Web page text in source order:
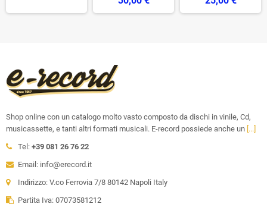
Shop online con un catalogo molto vasto composto da dischi in vinile, Cd,
musicassette, e tanti altri formati musicali. E-record possiede anche un [...]
Tel: +39 081 26 76 22
Email: info@erecord.it
Indirizzo: V.co Ferrovia 7/8 80142 Napoli Italy
Partita Iva: 07073581212